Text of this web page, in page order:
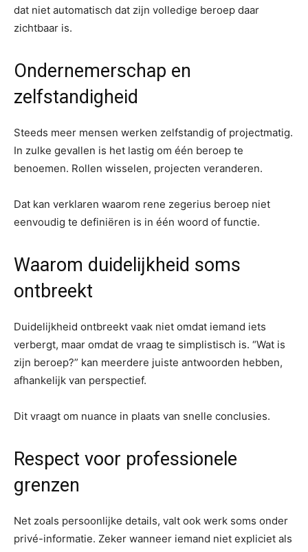
dat niet automatisch dat zijn volledige beroep daar
zichtbaar is.
Ondernemerschap en
zelfstandigheid
Steeds meer mensen werken zelfstandig of projectmatig.
In zulke gevallen is het lastig om één beroep te
benoemen. Rollen wisselen, projecten veranderen.
Dat kan verklaren waarom rene zegerius beroep niet
eenvoudig te definiëren is in één woord of functie.
Waarom duidelijkheid soms
ontbreekt
Duidelijkheid ontbreekt vaak niet omdat iemand iets
verbergt, maar omdat de vraag te simplistisch is. “Wat is
zijn beroep?” kan meerdere juiste antwoorden hebben,
afhankelijk van perspectief.
Dit vraagt om nuance in plaats van snelle conclusies.
Respect voor professionele
grenzen
Net zoals persoonlijke details, valt ook werk soms onder
privé-informatie. Zeker wanneer iemand niet expliciet als